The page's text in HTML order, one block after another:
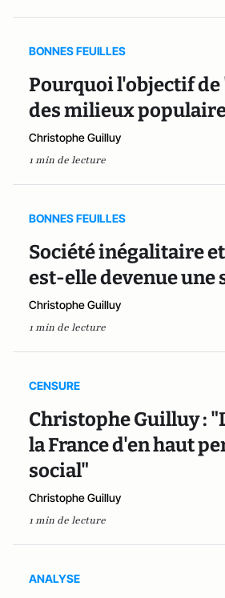
BONNES FEUILLES
Pourquoi l'objectif
des milieux
Christophe Guilluy
1 min de lecture
BONNES FEUILLES
Société inégalitaire
est-elle devenue une
Christophe Guilluy
1 min de lecture
CENSURE
Christophe Guilluy :
la France d'en haut
social"
Christophe Guilluy
1 min de lecture
ANALYSE